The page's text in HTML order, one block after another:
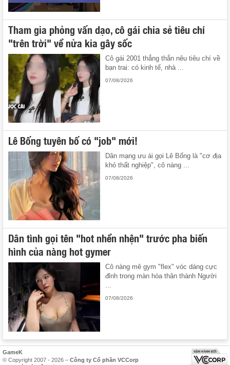
Tham gia phỏng vấn dạo, cô gái chia sẻ tiêu chí
"trên trời" về nửa kia gây sốc
Cô gái 2001 thẳng thắn nêu tiêu chí về
bạn trai: có kinh tế, nhà ...
07/08/2026
Lê Bống tuyên bố có "job" mới!
Dân mạng ưu ái gọi Lê Bống là "cơ địa
khó thất nghiệp", cô nàng ...
07/08/2026
Dân tình gọi tên "hot nhền nhện" trước pha biến
hình của nàng hot gymer
Cô nàng mê gym "flex" vóc dáng cực
đỉnh trong màn hóa thân thành Người
...
07/08/2026
GameK
© Copyright 2007 - 2026 – Công ty Cổ phần VCCorp